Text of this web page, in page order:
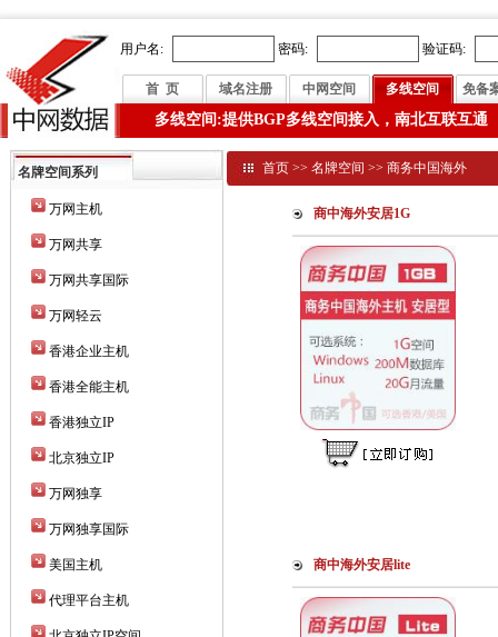
用户名: 密码: 验证码:
首 页 域名注册 中网空间 多线空间 免备
多线空间:提供BGP多线空间接入，南北互联互通
名牌空间系列
万网主机
万网共享
万网共享国际
万网轻云
香港企业主机
香港全能主机
香港独立IP
北京独立IP
万网独享
万网独享国际
美国主机
代理平台主机
首页 >>名牌空间 >>商务中国海外
商中海外安居1G
商中海外安居lite